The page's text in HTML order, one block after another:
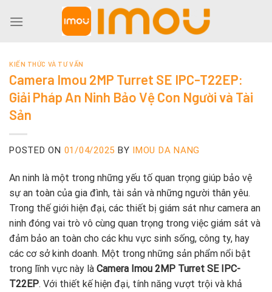
KIẾN THỨC VÀ TƯ VẤN
Camera Imou 2MP Turret SE IPC-T22EP:
Giải Pháp An Ninh Bảo Vệ Con Người và Tài
Sản
POSTED ON 01/04/2025 BY IMOU DA NANG
An ninh là một trong những yếu tố quan trọng giúp bảo vệ
sự an toàn của gia đình, tài sản và những người thân yêu.
Trong thế giới hiện đại, các thiết bị giám sát như camera an
ninh đóng vai trò vô cùng quan trọng trong việc giám sát và
đảm bảo an toàn cho các khu vực sinh sống, công ty, hay
các cơ sở kinh doanh. Một trong những sản phẩm nổi bật
trong lĩnh vực này là Camera Imou 2MP Turret SE IPC-
T22EP. Với thiết kế hiện đại, tính năng vượt trội và khả